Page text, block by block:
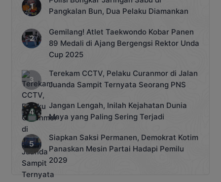
Menengah Daerah (RPJMD) Kabupaten
Pangkalan Bun, Dua Pelaku Diamankan
Gemilang! Atlet Taekwondo Kobar Panen
89 Medali di Ajang Bergengsi Rektor Unda
Cup 2025
Terekam CCTV, Pelaku Curanmor di Jalan
Juanda Sampit Ternyata Seorang PNS
Jangan Lengah, Inilah Kejahatan Dunia
Maya yang Paling Sering Terjadi
Siapkan Saksi Permanen, Demokrat Kotim
Panaskan Mesin Partai Hadapi Pemilu
2029